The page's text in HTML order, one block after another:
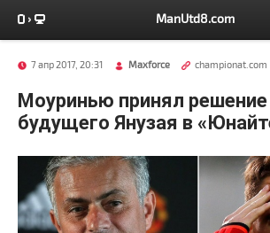
ManUtd8.com
7 апр 2017, 20:31 Maxforce championat.com
Моуринью принял
будущего Янузая в